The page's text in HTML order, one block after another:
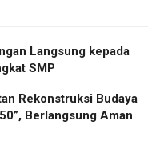
Langsung kepada
SMP
Rekonstruksi Budaya
Berlangsung Aman